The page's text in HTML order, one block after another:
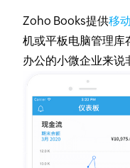
Zoho Books提供移
机或平板电脑管理库
办公的小微企业来说